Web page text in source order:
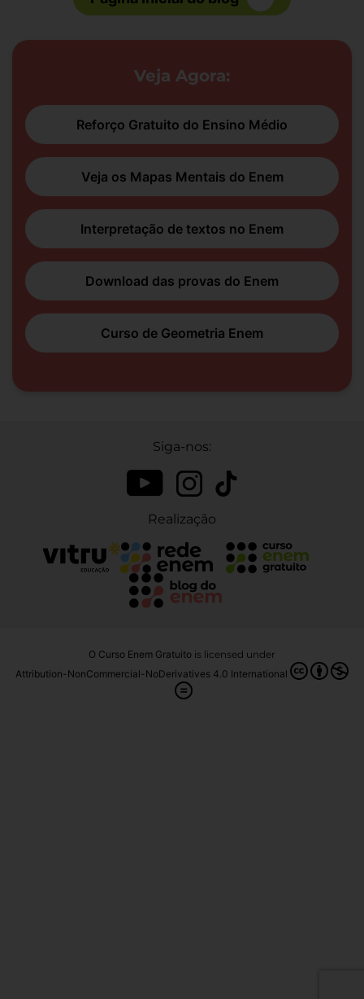
Veja Agora:
Reforço Gratuito do Ensino Médio
Veja os Mapas Mentais do Enem
Interpretação de textos no Enem
Download das provas do Enem
Curso de Geometria Enem
Siga-nos:
Realização
O Curso Enem Gratuito is licensed under
Attribution-NonCommercial-NoDerivatives 4.0 International